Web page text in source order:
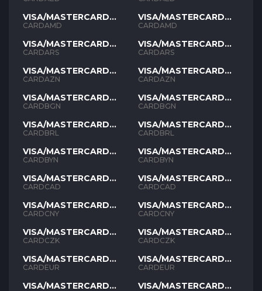
VISA/MASTERCARD
AMD
CARDAMD
VISA/MASTERCARD
ARS
CARDARS
VISA/MASTERCARD
AZN
CARDAZN
VISA/MASTERCARD
BGN
CARDBGN
VISA/MASTERCARD
BRL
CARDBRL
VISA/MASTERCARD
BYN
CARDBYN
VISA/MASTERCARD
CAD
CARDCAD
VISA/MASTERCARD
CNY
CARDCNY
VISA/MASTERCARD
CZK
CARDCZK
VISA/MASTERCARD
EUR
CARDEUR
VISA/MASTERCARD
VISA/MASTERCARD
AMD
CARDAMD
VISA/MASTERCARD
ARS
CARDARS
VISA/MASTERCARD
AZN
CARDAZN
VISA/MASTERCARD
BGN
CARDBGN
VISA/MASTERCARD
BRL
CARDBRL
VISA/MASTERCARD
BYN
CARDBYN
VISA/MASTERCARD
CAD
CARDCAD
VISA/MASTERCARD
CNY
CARDCNY
VISA/MASTERCARD
CZK
CARDCZK
VISA/MASTERCARD
EUR
CARDEUR
VISA/MASTERCARD